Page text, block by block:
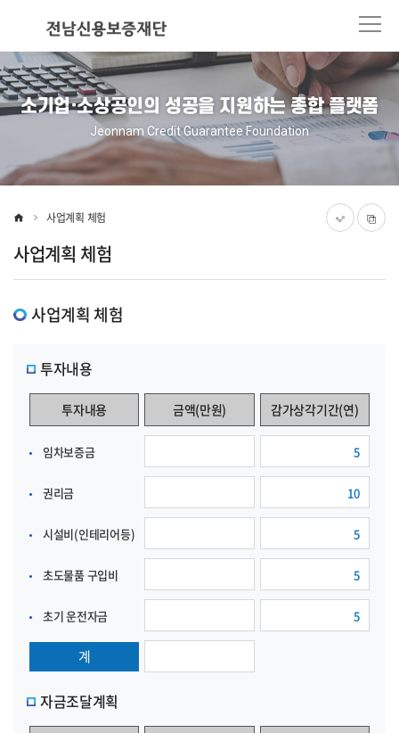
바
로
가
기
뉴
바
로
가 소기업·소상공인의 성공을 지원하는 종합 플랫폼
Jeonnam Credit Guarantee Foundation
사업계획 체험
사업계획 체험
사업계획 체험
투자내용
투자내용 금액(만원) 감가상각기간(연)
임차보증금
권리금
시설비(인테리어등)
초도물품 구입비
초기 운전자금
계
자금조달계획